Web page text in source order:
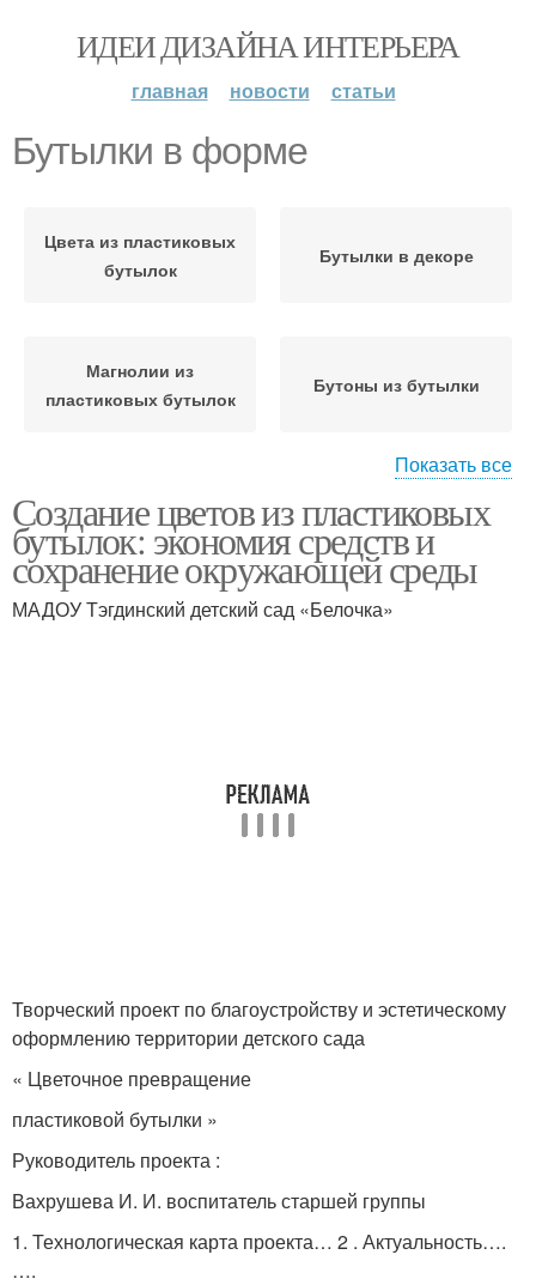
ИДЕИ ДИЗАЙНА ИНТЕРЬЕРА
главная новости статьи
Бутылки в форме
Цвета из пластиковых
бутылок
Бутылки в декоре
Магнолии из
пластиковых бутылок
Бутоны из бутылки
Пластиковые бутылки
Показать все
Создание цветов из пластиковых
бутылок: экономия средств и
сохранение окружающей среды
МАДОУ Тэгдинский детский сад «Белочка»
Творческий проект по благоустройству и эстетическому
оформлению территории детского сада
« Цветочное превращение
пластиковой бутылки »
Руководитель проекта :
Вахрушева И. И. воспитатель старшей группы
1. Технологическая карта проекта… 2 . Актуальность….
….